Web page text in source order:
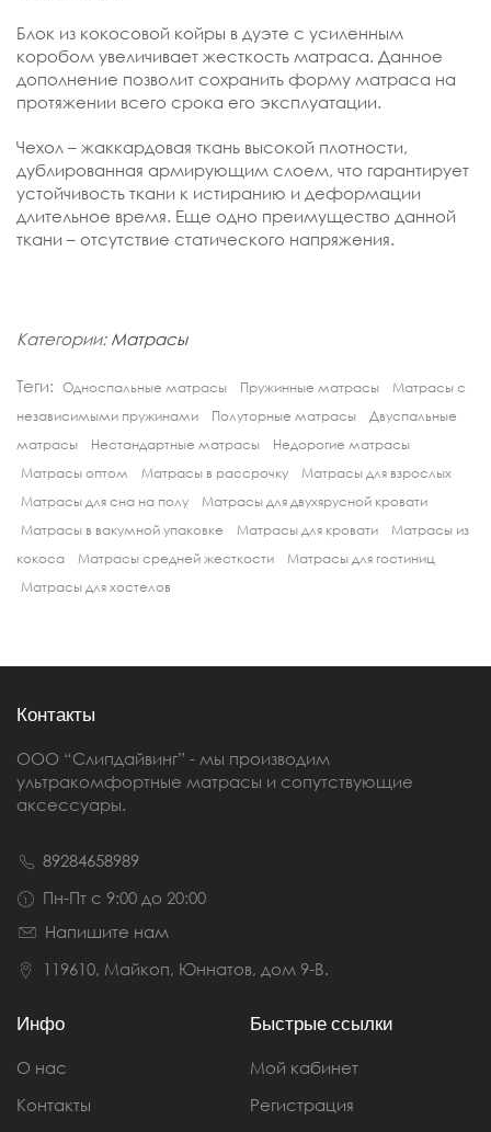
Блок из кокосовой койры в дуэте с усиленным
коробом увеличивает жесткость матраса. Данное
дополнение позволит сохранить форму матраса на
протяжении всего срока его эксплуатации.
Чехол – жаккардовая ткань высокой плотности,
дублированная армирующим слоем, что гарантирует
устойчивость ткани к истиранию и деформации
длительное время. Еще одно преимущество данной
ткани – отсутствие статического напряжения.
Категории: Матрасы
Теги: Односпальные матрасы Пружинные матрасы
Матрасы с
независимыми пружинами
Полуторные матрасы
Двуспальные
матрасы
Нестандартные матрасы
Недорогие матрасы
Матрасы оптом
Матрасы в рассрочку
Матрасы для взрослых
Матрасы для сна на полу
Матрасы для двухярусной кровати
Матрасы в вакумной упаковке
Матрасы для кровати
Матрасы из
кокоса
Матрасы средней жесткости
Матрасы для гостиниц
Матрасы для хостелов
Контакты
ООО “Слипдайвинг” - мы производим
ультракомфортные матрасы и сопутствующие
аксессуары.
89284658989
Пн-Пт с 9:00 до 20:00
Напишите нам
119610, Майкоп, Юннатов, дом 9-В.
Инфо
О нас
Контакты
Быстрые ссылки
Мой кабинет
Регистрация